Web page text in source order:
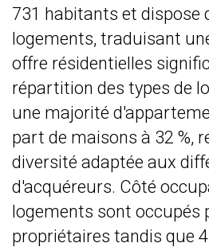
731 habitants et dispose
logements, traduisant
offre résidentielles
répartition des types de
une majorité
part de maisons à 32 %,
diversité adaptée aux
d'acquéreurs. Côté
logements sont occupés
propriétaires tandis que